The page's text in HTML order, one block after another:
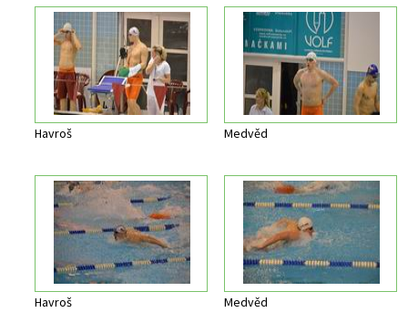
Havroš Medvěd
Havroš Medvěd